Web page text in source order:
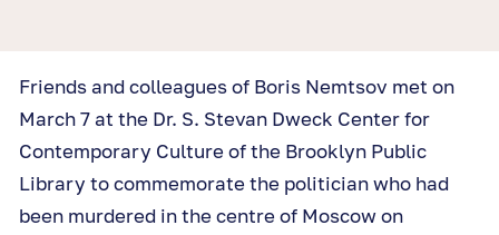
Friends and colleagues of Boris Nemtsov met on
March 7 at the Dr. S. Stevan Dweck Center for
Contemporary Culture of the Brooklyn Public
Library to commemorate the politician who had
been murdered in the centre of Moscow on